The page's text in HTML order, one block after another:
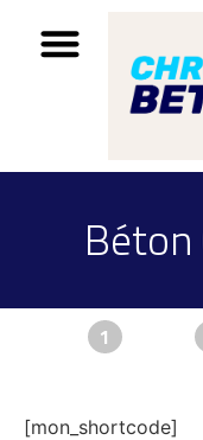
1
[mon_shortcode]